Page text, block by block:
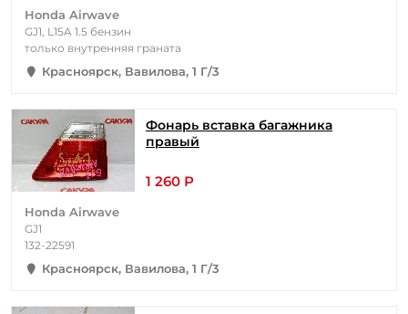
Honda Airwave
GJ1, L15A 1.5 бензин
только внутренняя граната
Красноярск, Вавилова, 1 Г/3
Фонарь вставка багажника
правый
1 260 Р
Honda Airwave
GJ1
132-22591
Красноярск, Вавилова, 1 Г/3